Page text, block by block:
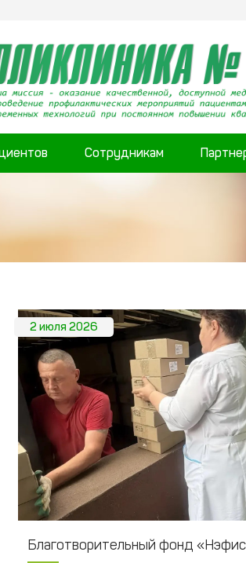
Сотрудникам
2 июля 2026
Благотворительный фонд